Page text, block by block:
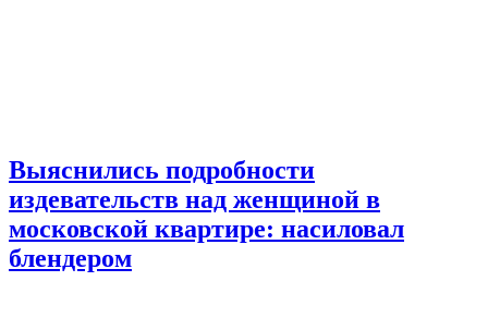
Выяснились подробности
издевательств над женщиной в
московской квартире: насиловал
блендером